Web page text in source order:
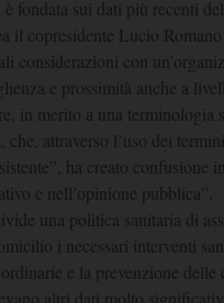
fondata sui dati più recenti
il copresidente Lucio
considerazioni con
e prossimità anche a
in merito a una terminologia
attraverso l’uso dei termini
ha creato confusione
e nell’opinione pubblica”.
una politica sanitaria di
i necessari interventi
e la prevenzione delle
altri dati molto